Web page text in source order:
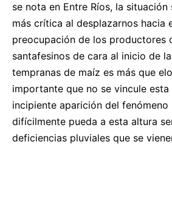
se nota en Entre Ríos, la
más crítica al desplazarnos hacia
preocupación de los productores
santafesinos de cara al inicio de
tempranas de maíz es más que
importante que no se vincule esta
incipiente aparición del fenómeno
difícilmente pueda a esta altura
deficiencias pluviales que se